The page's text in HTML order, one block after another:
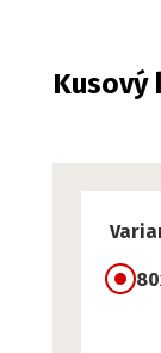
Kusový